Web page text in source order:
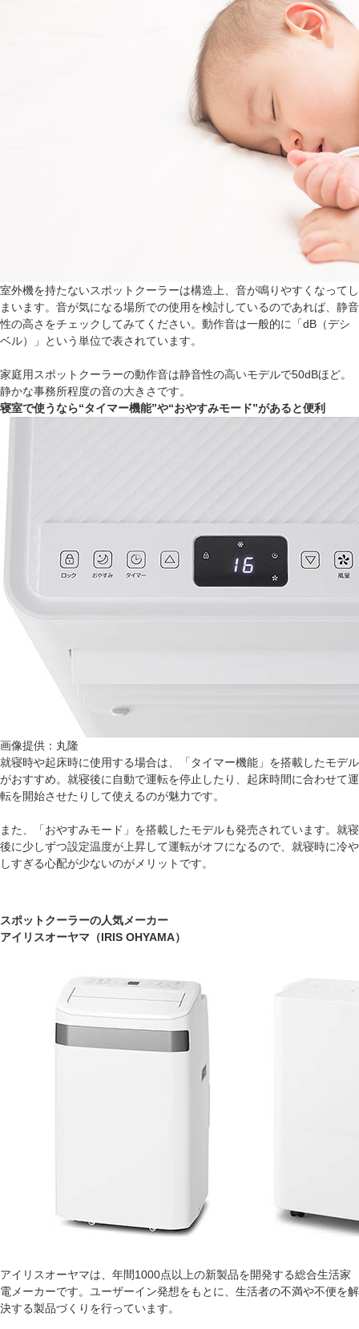
室外機を持たないスポットクーラーは構造上、音が鳴りやすくなってし
まいます。音が気になる場所での使用を検討しているのであれば、静音
性の高さをチェックしてみてください。動作音は一般的に「dB（デシ
ベル）」という単位で表されています。
家庭用スポットクーラーの動作音は静音性の高いモデルで50dBほど。
静かな事務所程度の音の大きさです。
寝室で使うなら“タイマー機能”や“おやすみモード”があると便利
画像提供：丸隆
就寝時や起床時に使用する場合は、「タイマー機能」を搭載したモデル
がおすすめ。就寝後に自動で運転を停止したり、起床時間に合わせて運
転を開始させたりして使えるのが魅力です。
また、「おやすみモード」を搭載したモデルも発売されています。就寝
後に少しずつ設定温度が上昇して運転がオフになるので、就寝時に冷や
しすぎる心配が少ないのがメリットです。
スポットクーラーの人気メーカー
アイリスオーヤマ（IRIS OHYAMA）
アイリスオーヤマは、年間1000点以上の新製品を開発する総合生活家
電メーカーです。ユーザーイン発想をもとに、生活者の不満や不便を解
決する製品づくりを行っています。